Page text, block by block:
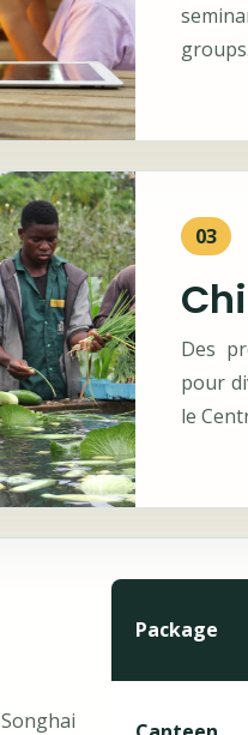
groups.
03
Des
pour
le
Package